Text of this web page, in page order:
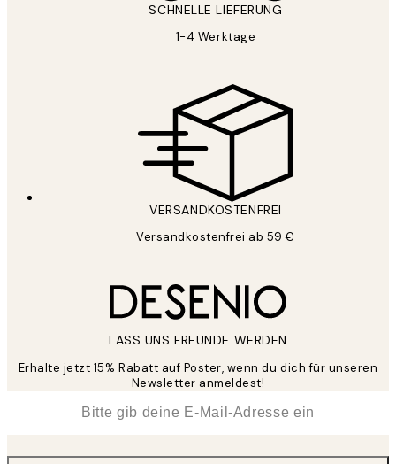
SCHNELLE LIEFERUNG
1-4 Werktage
VERSANDKOSTENFREI
Versandkostenfrei ab 59 €
LASS UNS FREUNDE WERDEN
Erhalte jetzt 15% Rabatt auf Poster, wenn du dich für unseren
Newsletter anmeldest!